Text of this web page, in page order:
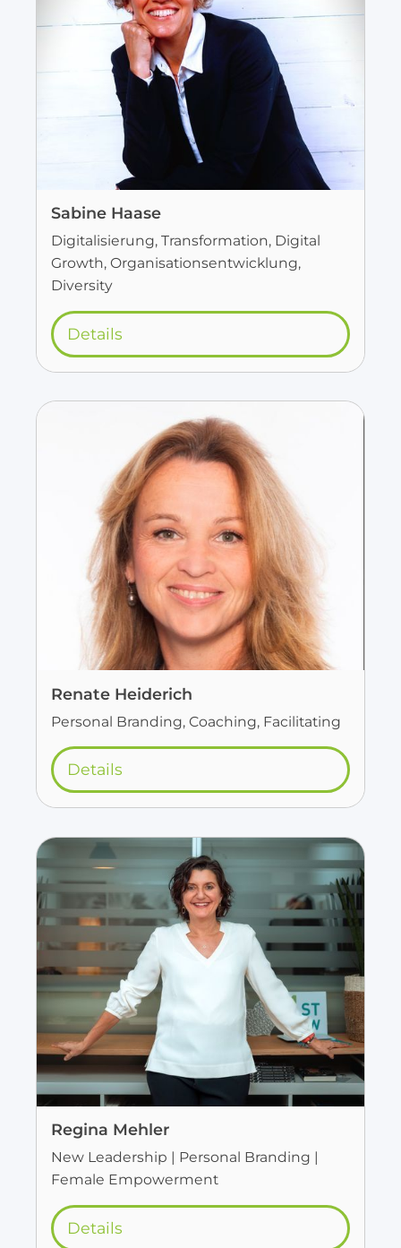
Sabine Haase
Digitalisierung, Transformation, Digital
Growth, Organisationsentwicklung,
Diversity
Details
Renate Heiderich
Personal Branding, Coaching, Facilitating
Details
Regina Mehler
New Leadership | Personal Branding |
Female Empowerment
Details